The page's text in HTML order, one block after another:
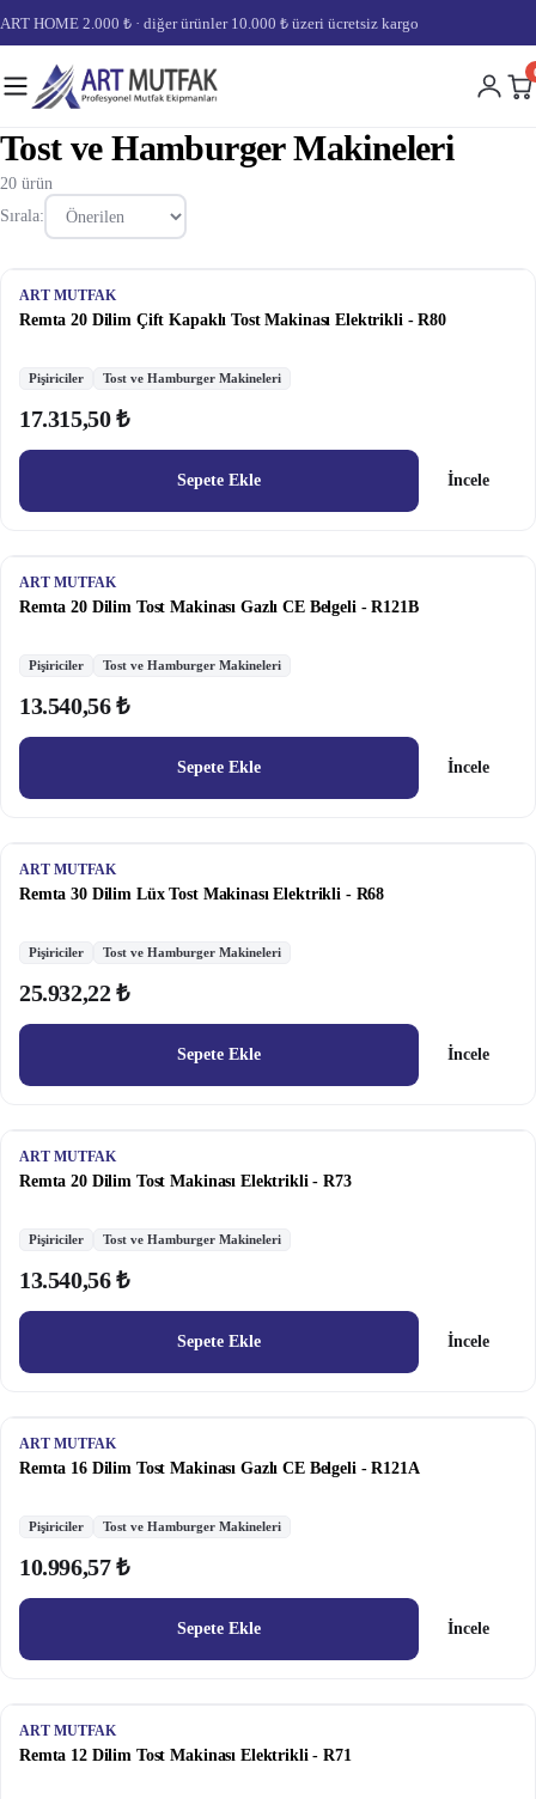
ART HOME 2.000 ₺ · diğer ürünler 10.000 ₺ üzeri ücretsiz kargo
Tost ve Hamburger Makineleri
20 ürün
Sırala:
ART MUTFAK
Remta 20 Dilim Çift Kapaklı Tost Makinası Elektrikli - R80
Pişiriciler Tost ve Hamburger Makineleri
17.315,50 ₺
Sepete Ekle İncele
ART MUTFAK
Remta 20 Dilim Tost Makinası Gazlı CE Belgeli - R121B
Pişiriciler Tost ve Hamburger Makineleri
13.540,56 ₺
Sepete Ekle İncele
ART MUTFAK
Remta 30 Dilim Lüx Tost Makinası Elektrikli - R68
Pişiriciler Tost ve Hamburger Makineleri
25.932,22 ₺
Sepete Ekle İncele
ART MUTFAK
Remta 20 Dilim Tost Makinası Elektrikli - R73
Pişiriciler Tost ve Hamburger Makineleri
13.540,56 ₺
Sepete Ekle İncele
ART MUTFAK
Remta 16 Dilim Tost Makinası Gazlı CE Belgeli - R121A
Pişiriciler Tost ve Hamburger Makineleri
10.996,57 ₺
Sepete Ekle İncele
ART MUTFAK
Remta 12 Dilim Tost Makinası Elektrikli - R71